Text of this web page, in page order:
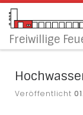
Zum Inhalt
Freiwillige
Veröffentlicht